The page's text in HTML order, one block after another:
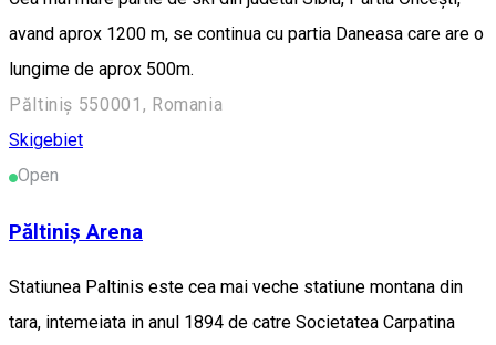
avand aprox 1200 m, se continua cu partia Daneasa care are o
lungime de aprox 500m.
Păltiniș 550001, Romania
Skigebiet
Open
Păltiniș Arena
Statiunea Paltinis este cea mai veche statiune montana din
tara, intemeiata in anul 1894 de catre Societatea Carpatina